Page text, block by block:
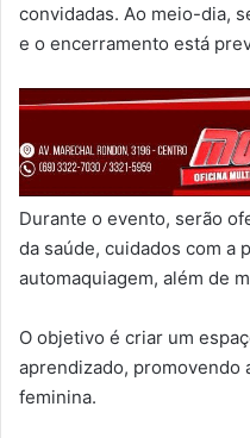
convidadas. Ao meio-dia,
e o encerramento está
Durante o evento, serão
da saúde, cuidados com a
automaquiagem, além de
O objetivo é criar um
aprendizado, promovendo
feminina.